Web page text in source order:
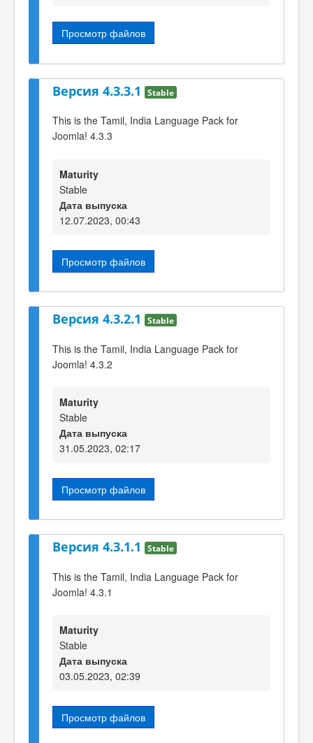
Просмотр файлов
Версия 4.3.3.1 Stable
This is the Tamil, India Language Pack for
Joomla! 4.3.3
Maturity
Stable
Дата выпуска
12.07.2023, 00:43
Просмотр файлов
Версия 4.3.2.1 Stable
This is the Tamil, India Language Pack for
Joomla! 4.3.2
Maturity
Stable
Дата выпуска
31.05.2023, 02:17
Просмотр файлов
Версия 4.3.1.1 Stable
This is the Tamil, India Language Pack for
Joomla! 4.3.1
Maturity
Stable
Дата выпуска
03.05.2023, 02:39
Просмотр файлов